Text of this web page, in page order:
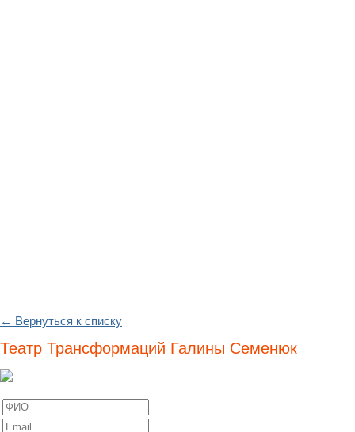
← Вернуться к списку
Театр Трансформаций Галины Семенюк